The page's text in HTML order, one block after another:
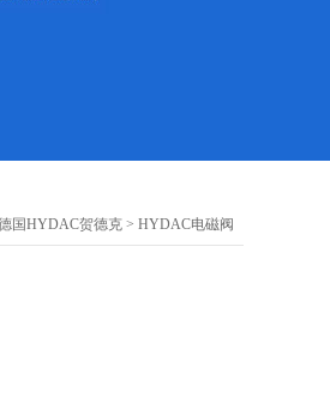
国HYDAC贺德克 > HYDAC电磁阀